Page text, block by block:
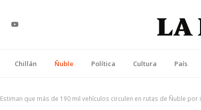
Chillán Ñuble Política Cultura País
Estiman que más de 190 mil vehículos circulen en rutas de Ñuble